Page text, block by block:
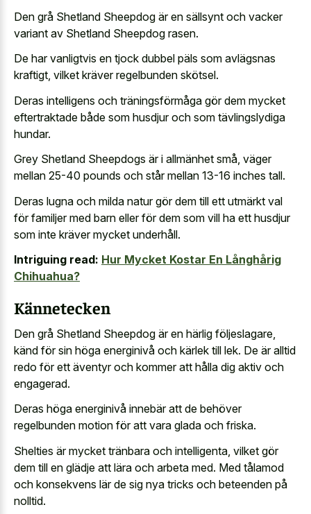
Den grå Shetland Sheepdog är en sällsynt och vacker
variant av Shetland Sheepdog rasen.
De har vanligtvis en tjock dubbel päls som avlägsnas
kraftigt, vilket kräver regelbunden skötsel.
Deras intelligens och träningsförmåga gör dem mycket
eftertraktade både som husdjur och som tävlingslydiga
hundar.
Grey Shetland Sheepdogs är i allmänhet små, väger
mellan 25-40 pounds och står mellan 13-16 inches tall.
Deras lugna och milda natur gör dem till ett utmärkt val
för familjer med barn eller för dem som vill ha ett husdjur
som inte kräver mycket underhåll.
Intriguing read: Hur Mycket Kostar En Långhårig
Chihuahua?
Kännetecken
Den grå Shetland Sheepdog är en härlig följeslagare,
känd för sin höga energinivå och kärlek till lek. De är alltid
redo för ett äventyr och kommer att hålla dig aktiv och
engagerad.
Deras höga energinivå innebär att de behöver
regelbunden motion för att vara glada och friska.
Shelties är mycket tränbara och intelligenta, vilket gör
dem till en glädje att lära och arbeta med. Med tålamod
och konsekvens lär de sig nya tricks och beteenden på
nolltid.